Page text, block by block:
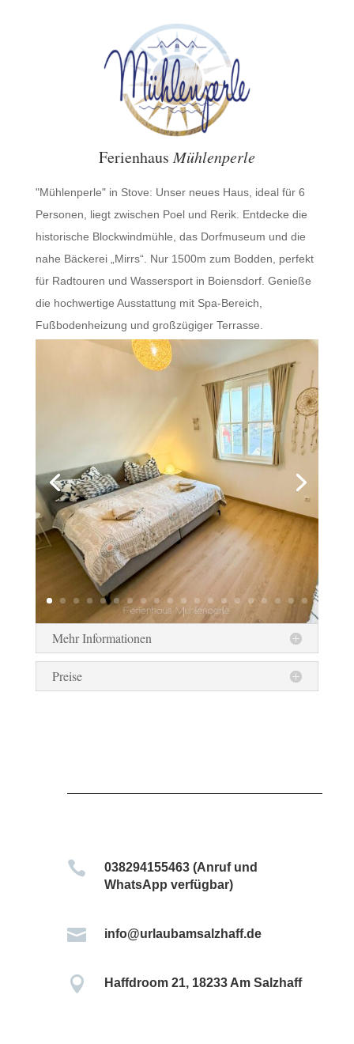
FerienhausMühlenperle
"Mühlenperle" in Stove: Unser neues Haus, ideal für 6
Personen, liegt zwischen Poel und Rerik. Entdecke die
historische Blockwindmühle, das Dorfmuseum und die
nahe Bäckerei „Mirrs“. Nur 1500m zum Bodden, perfekt
für Radtouren und Wassersport in Boiensdorf. Genieße
die hochwertige Ausstattung mit Spa-Bereich,
Fußbodenheizung und großzügiger Terrasse.
Mehr Informationen
Preise

038294155463 (Anruf und
WhatsApp verfügbar)
 info@urlaubamsalzhaff.de
 Haffdroom 21, 18233 Am Salzhaff